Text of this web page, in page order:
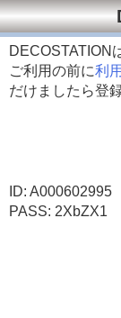
DECOSTATION
ご利用の前に利
だけましたら登
ID: A000602995
PASS: 2XbZX1